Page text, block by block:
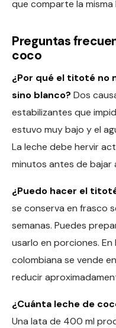
que comparte la misma
Preguntas
coco
¿Por qué el titoté no
sino blanco? Dos
estabilizantes que
estuvo muy bajo y el
La leche debe hervir
minutos antes de bajar
¿Puedo hacer el
se conserva en frasco
semanas. Puedes
usarlo en porciones.
colombiana se vende
reducir
¿Cuánta leche de
Una lata de 400 ml